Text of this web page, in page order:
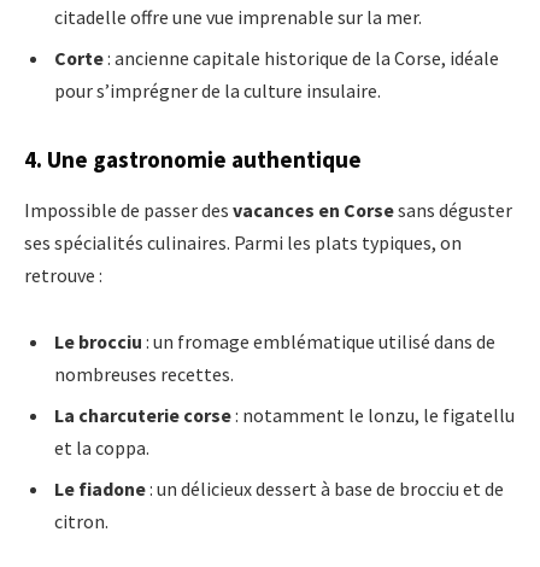
citadelle offre une vue imprenable sur la mer.
Corte: ancienne capitale historique de la Corse, idéale
pour s’imprégner de la culture insulaire.
4. Une gastronomie authentique
Impossible de passer des vacances en Corsesans déguster
ses spécialités culinaires. Parmi les plats typiques, on
retrouve :
Le brocciu : un fromage emblématique utilisé dans de
nombreuses recettes.
La charcuterie corse: notamment le lonzu, le figatellu
et la coppa.
Le fiadone: un délicieux dessert à base de brocciu et de
citron.